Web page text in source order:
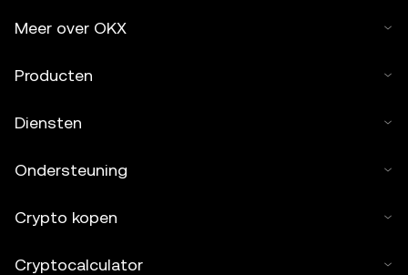
Meer over OKX
Producten
Diensten
Ondersteuning
Crypto kopen
Cryptocalculator